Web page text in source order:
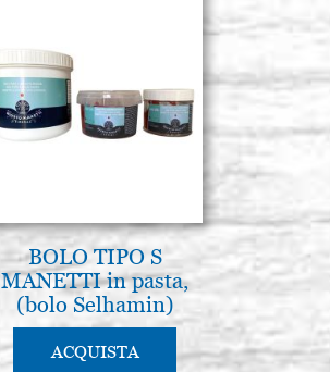
BOLO TIPO S
MANETTI in pasta,
(bolo Selhamin)
ACQUISTA